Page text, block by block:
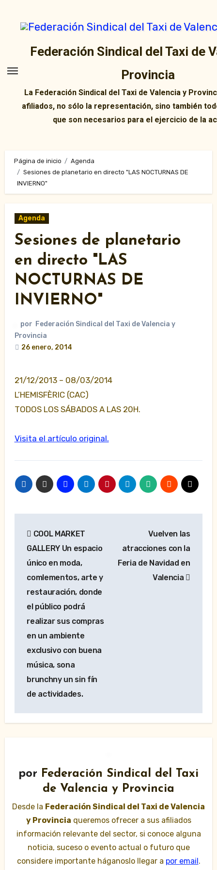
contenido
Federación Sindical del Taxi de
Provincia
La Federación Sindical del Taxi de Valencia y
afiliados, no sólo la representación, sino también
que son necesarios para el ejercicio de la
Página de inicio
Agenda
Sesiones de planetario en directo "LAS NOCTURNAS DE
INVIERNO"
Agenda
Sesiones de planetario
en directo "LAS
NOCTURNAS DE
INVIERNO"
por Federación Sindical del Taxi de Valencia y
Provincia
26 enero, 2014
21/12/2013 – 08/03/2014
L’HEMISFÈRIC (CAC)
TODOS LOS SÁBADOS A LAS 20H.
Visita el artículo original.
de
entradas
COOL MARKET
GALLERY Un espacio
único en moda,
comlementos, arte y
restauración, donde
el público podrá
realizar sus compras
en un ambiente
exclusivo con buena
música, sona
brunchny un sin fín
de actividades.
Vuelven las
atracciones con la
Feria de Navidad en
Valencia
por Federación Sindical del Taxi
de Valencia y Provincia
Desde la Federación Sindical del Taxi de Valencia
y Provincia queremos ofrecer a sus afiliados
información relevante del sector, si conoce alguna
noticia, suceso o evento actual o futuro que
considere importante háganoslo llegar a por email.